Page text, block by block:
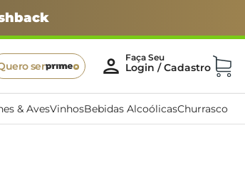
ser
& AvesVinhosBebidas AlcoólicasChurrasco